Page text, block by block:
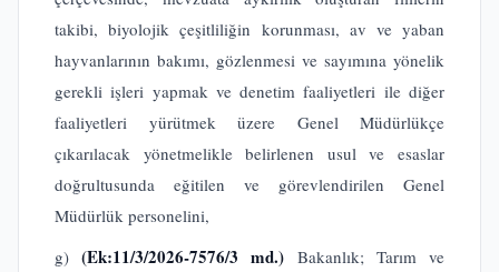
takibi, biyolojik çeşitliliğin korunması, av ve yaban
hayvanlarının bakımı, gözlenmesi ve sayımına yönelik
gerekli işleri yapmak ve denetim faaliyetleri ile diğer
faaliyetleri yürütmek üzere Genel Müdürlükçe
çıkarılacak yönetmelikle belirlenen usul ve esaslar
doğrultusunda eğitilen ve görevlendirilen Genel
Müdürlük personelini,
g)(Ek:11/3/2026-7576/3 md.) Bakanlık; Tarım ve